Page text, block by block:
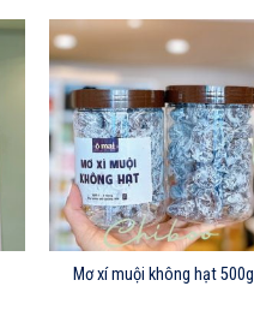
Mơ xí muội không hạt 500g